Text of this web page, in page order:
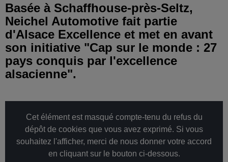
Basée à Schaffhouse-près-Seltz,
Neichel Automotive fait partie
d'Alsace Excellence et met en avant
son initiative "Cap sur le monde : 27
pays conquis par l'excellence
alsacienne".
Cet élément est masqué compte-tenu du refus du
dépôt de cookies que vous avez exprimé. Si vous
souhaitez l'afficher, merci de nous donner votre accord
en cliquant sur le bouton ci-dessous.